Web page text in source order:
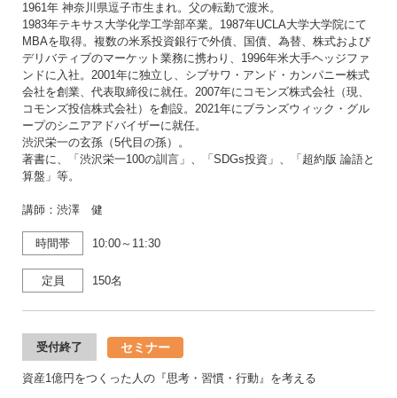
1961年 神奈川県逗子市生まれ。父の転勤で渡米。
1983年テキサス大学化学工学部卒業。1987年UCLA大学大学院にて
MBAを取得。複数の米系投資銀行で外債、国債、為替、株式および
デリバティブのマーケット業務に携わり、1996年米大手ヘッジファ
ンドに入社。2001年に独立し、シブサワ・アンド・カンパニー株式
会社を創業、代表取締役に就任。2007年にコモンズ株式会社（現、
コモンズ投信株式会社）を創設。2021年にブランズウィック・グル
ープのシニアアドバイザーに就任。
渋沢栄一の玄孫（5代目の孫）。
著書に、「渋沢栄一100の訓言」、「SDGs投資」、「超約版 論語と
算盤」等。
講師：渋澤 健
時間帯 10:00～11:30
定員 150名
受付終了 セミナー
資産1億円をつくった人の『思考・習慣・行動』を考える